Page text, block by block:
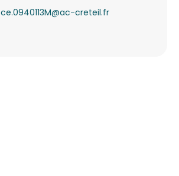
ce.0940113M@ac-creteil.fr